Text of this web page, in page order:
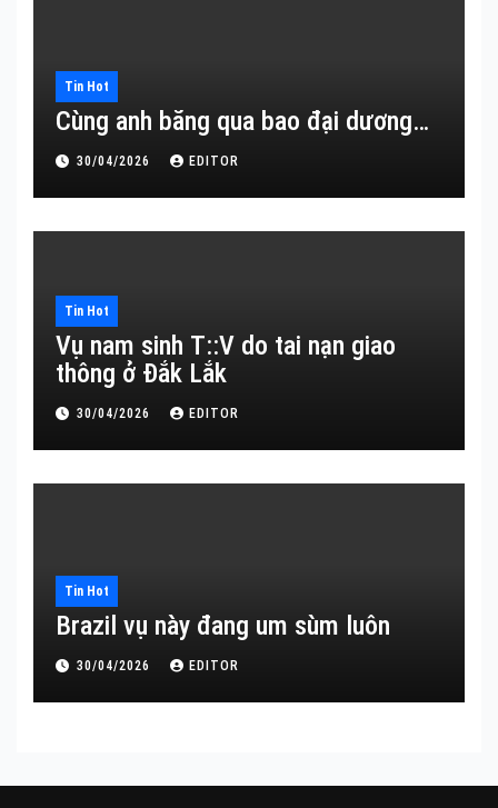
Tin Hot
Cùng anh băng qua bao đại dương…
30/04/2026 EDITOR
Tin Hot
Vụ nam sinh T::V do tai nạn giao
thông ở Đắk Lắk
30/04/2026 EDITOR
Tin Hot
Brazil vụ này đang um sùm luôn
30/04/2026 EDITOR